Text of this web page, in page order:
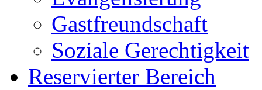
Gastfreundschaft
Soziale Gerechtigkeit
Reservierter Bereich